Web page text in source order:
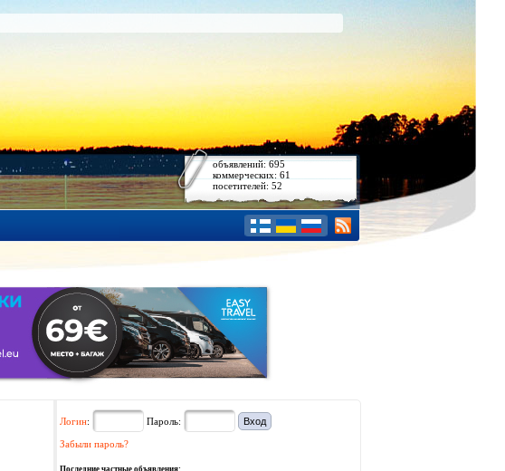
объявлений: 695
коммерческих: 61
посетителей: 52
Логин: Пароль:
Забыли пароль?
Последние частные объявления: